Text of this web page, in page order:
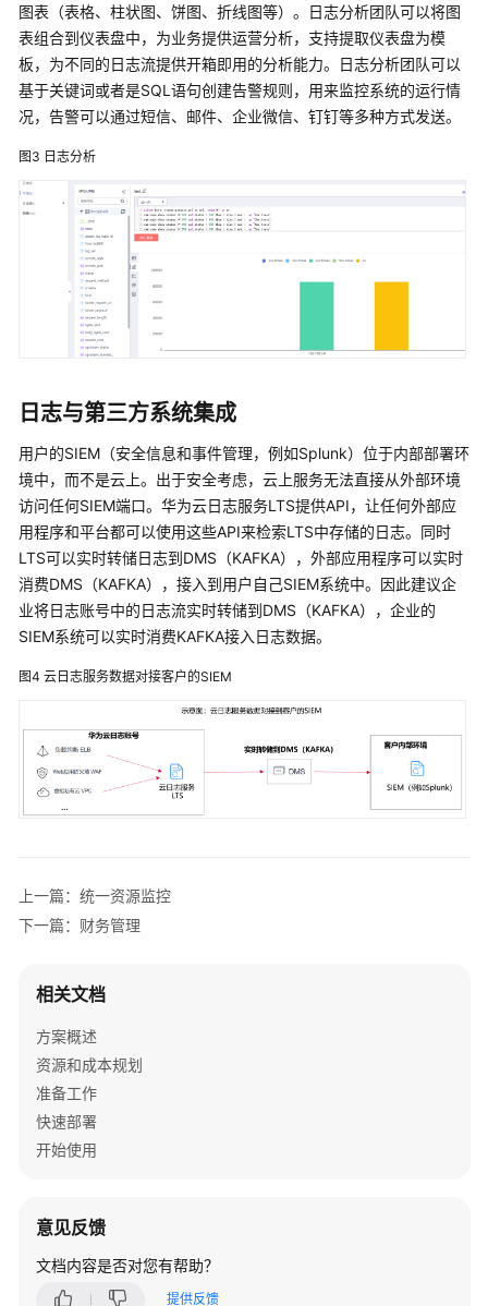
文
档
下
载
通
责
共
担
云
服
务
等
级
议
白
皮
书
资
支
持
统
权
限
图表（表格、柱状图、饼图、折线图等）。日志分析团队可以将图
表组合到仪表盘中，为业务提供运营分析，支持提取仪表盘为模
板，为不同的日志流提供开箱即用的分析能力。日志分析团队可以
基于关键词或者是SQL语句创建告警规则，用来监控系统的运行情
况，告警可以通过短信、邮件、企业微信、钉钉等多种方式发送。
图3 日志分析
日志与第三方系统集成
用户的SIEM（安全信息和事件管理，例如Splunk）位于内部部署环
境中，而不是云上。出于安全考虑，云上服务无法直接从外部环境
访问任何SIEM端口。华为云日志服务LTS提供API，让任何外部应
用程序和平台都可以使用这些API来检索LTS中存储的日志。同时
LTS可以实时转储日志到DMS（KAFKA），外部应用程序可以实时
消费DMS（KAFKA），接入到用户自己SIEM系统中。因此建议企
业将日志账号中的日志流实时转储到DMS（KAFKA），企业的
SIEM系统可以实时消费KAFKA接入日志数据。
图4 云日志服务数据对接客户的SIEM
上一篇：统一资源监控
下一篇：财务管理
相关文档
方案概述
资源和成本规划
准备工作
快速部署
开始使用
意见反馈
文档内容是否对您有帮助？
提供反馈